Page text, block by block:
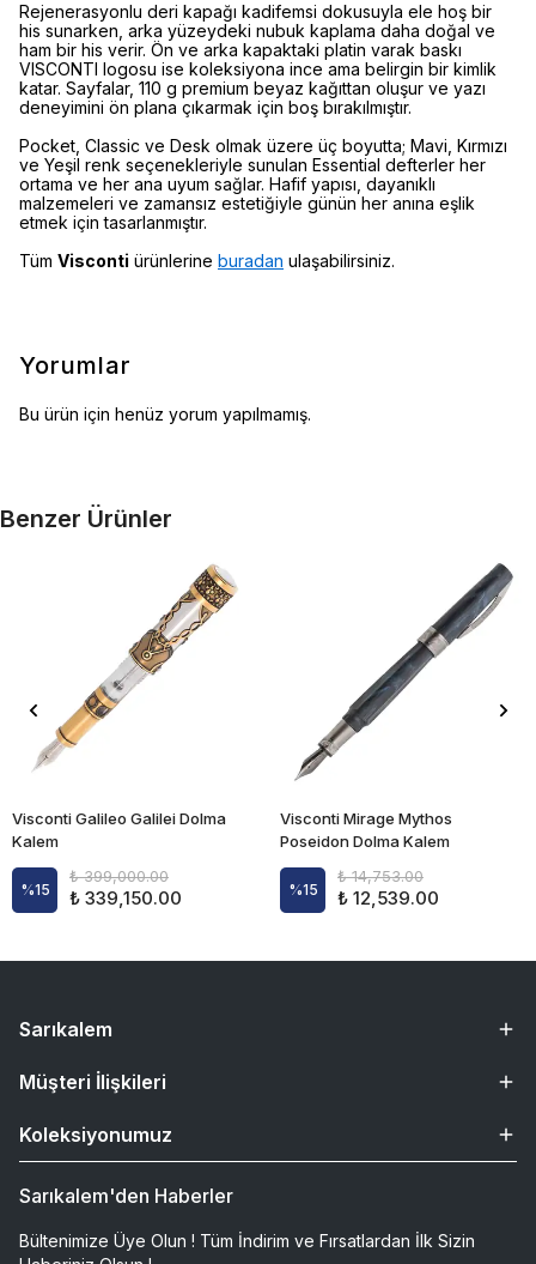
Rejenerasyonlu deri kapağı kadifemsi dokusuyla ele hoş bir
his sunarken, arka yüzeydeki nubuk kaplama daha doğal ve
ham bir his verir. Ön ve arka kapaktaki platin varak baskı
VISCONTI logosu ise koleksiyona ince ama belirgin bir kimlik
katar. Sayfalar, 110 g premium beyaz kağıttan oluşur ve yazı
deneyimini ön plana çıkarmak için boş bırakılmıştır.
Pocket, Classic ve Desk olmak üzere üç boyutta; Mavi, Kırmızı
ve Yeşil renk seçenekleriyle sunulan Essential defterler her
ortama ve her ana uyum sağlar. Hafif yapısı, dayanıklı
malzemeleri ve zamansız estetiğiyle günün her anına eşlik
etmek için tasarlanmıştır.
Tüm Visconti ürünlerine buradan ulaşabilirsiniz.
Yorumlar
Bu ürün için henüz yorum yapılmamış.
Benzer Ürünler
Visconti Galileo Galilei Dolma
Kalem
%15
₺ 399,000.00
₺ 339,150.00
Visconti Mirage Mythos
Poseidon Dolma Kalem
%15
₺ 14,753.00
₺ 12,539.00
Sarıkalem
Müşteri İlişkileri
Koleksiyonumuz
Sarıkalem'den Haberler
Bültenimize Üye Olun ! Tüm İndirim ve Fırsatlardan İlk Sizin